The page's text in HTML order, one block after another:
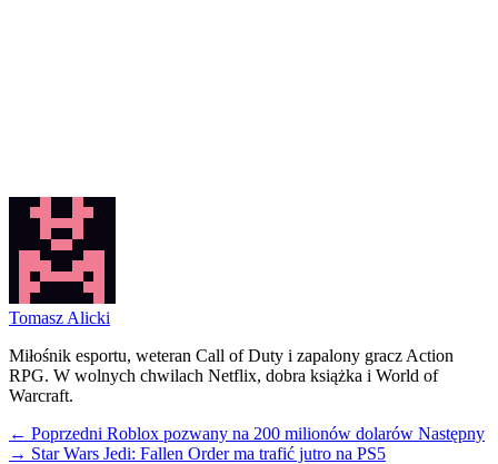
Tomasz Alicki
Miłośnik esportu, weteran Call of Duty i zapalony gracz Action
RPG. W wolnych chwilach Netflix, dobra książka i World of
Warcraft.
← Poprzedni Roblox pozwany na 200 milionów dolarów Następny
→ Star Wars Jedi: Fallen Order ma trafić jutro na PS5